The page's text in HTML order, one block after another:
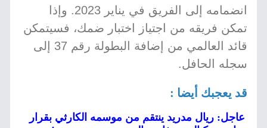
انضمامه إلى الفريق في يناير 2023. وإذا
تمكن فريقه من اجتياز اختبار ضمك، فسيتمكن
قائد العالمي من إضافة البطولة رقم 37 إلى
سجله الحافل.
قد يعجبك أيضا :
عاجل: ريال مدريد ينتقم من موسمه الكارثي بقرار